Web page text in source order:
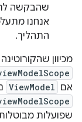
שהבקשה
אנחנו
התהליך.
מכיוון
אם ViewModel
שפועלות